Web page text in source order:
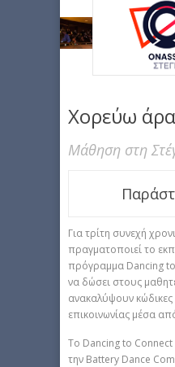
Χορεύω
Μάθηση στη
Για τρίτη συνεχή
πραγματοποιεί το
πρόγραμμα Dancing
να δώσει στους
ανακαλύψουν κώδικες
επικοινωνίας μέσα
Το Dancing to
την Battery Dance